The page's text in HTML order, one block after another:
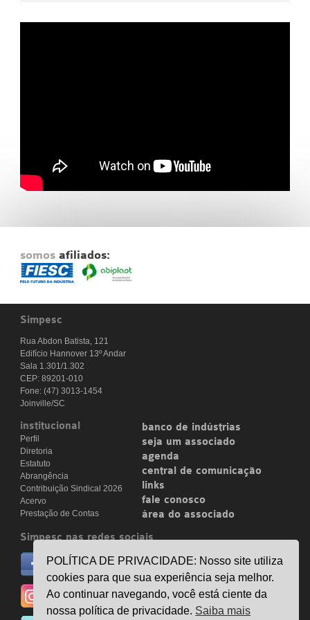
somos afiliados:
Simpesc
Rua Abdon Batista, 121
Edifício Hannover 13º Andar
Sala 1.301/1.302
CEP: 89201-010
Fone: (47) 3013-1454
Joinville/SC
institucional
Perfil
Diretoria
Estatuto
Abrangência
Contribuição Sindical 2026
Acervo
Prestação de Contas
banco de indústrias
seja um associado
agenda
central de comunicação
links
fale conosco
área do associado
Simpesc nas redes sociais
no facebook
/simpesc
no instagram
@simpescplasticos
POLÍTICA DE PRIVACIDADE: Nosso site utiliza
cookies para que sua experiência seja melhor.
Ao continuar navegando, você está ciente da
nossa política de privacidade. Saiba mais